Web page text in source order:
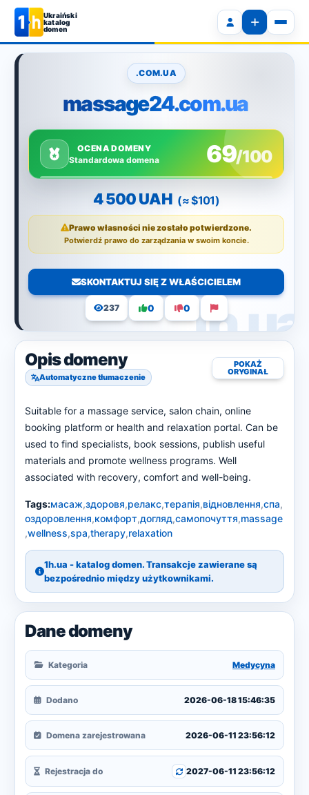
Ukraiński
katalog
domen
.COM.UA
massage24.com.ua
OCENA DOMENY
Standardowa domena
69/100
4 500 UAH (≈ $101)
Prawo własności nie zostało potwierdzone.
Potwierdź prawo do zarządzania w swoim koncie.
SKONTAKTUJ SIĘ Z WŁAŚCICIELEM
237 0 0
Opis domeny
Automatyczne tłumaczenie
POKAŻ
ORYGINAŁ
Suitable for a massage service, salon chain, online
booking platform or health and relaxation portal. Can be
used to find specialists, book sessions, publish useful
materials and promote wellness programs. Well
associated with recovery, comfort and well-being.
Tags:масаж,здоровя,релакс,терапія,відновлення,спа,
оздоровлення,комфорт,догляд,самопочуття,massage
,wellness,spa,therapy,relaxation
1h.ua - katalog domen. Transakcje zawierane są
bezpośrednio między użytkownikami.
Dane domeny
Kategoria Medycyna
Dodano 2026-06-18 15:46:35
Domena zarejestrowana 2026-06-11 23:56:12
Rejestracja do 2027-06-11 23:56:12